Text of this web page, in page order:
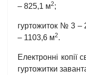
– 825,1 м2;
гуртожиток № 3 –
– 1103,6 м2.
Електронні копії
гуртожитки